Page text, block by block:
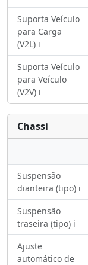
Suporta Veículo
para Carga
(V2L) ℹ️
Suporta Veículo
para Veículo
(V2V) ℹ️
Chassi
Suspensão
dianteira (tipo) ℹ️
Suspensão
traseira (tipo) ℹ️
Ajuste
automático de